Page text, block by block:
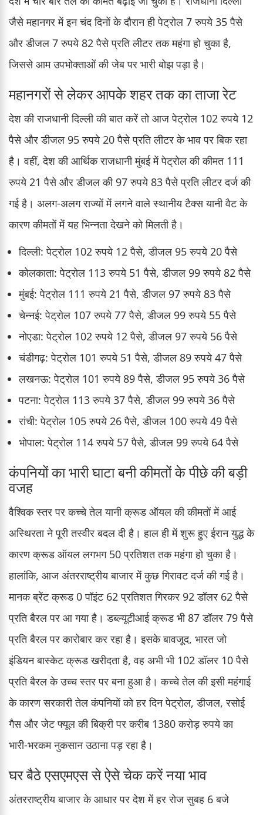
जैसे महानगर में इन चंद दिनों के दौरान ही पेट्रोल 7 रुपये 35 पैसे
और डीजल 7 रुपये 82 पैसे प्रति लीटर तक महंगा हो चुका है,
जिससे आम उपभोक्ताओं की जेब पर भारी बोझ पड़ा है।
महानगरों से लेकर आपके शहर तक का ताजा रेट
देश की राजधानी दिल्ली की बात करें तो आज पेट्रोल 102 रुपये 12
पैसे और डीजल 95 रुपये 20 पैसे प्रति लीटर के भाव पर बिक रहा
है। वहीं, देश की आर्थिक राजधानी मुंबई में पेट्रोल की कीमत 111
रुपये 21 पैसे और डीजल की 97 रुपये 83 पैसे प्रति लीटर दर्ज की
गई है। अलग-अलग राज्यों में लगने वाले स्थानीय टैक्स यानी वैट के
कारण कीमतों में यह भिन्नता देखने को मिलती है।
दिल्ली: पेट्रोल 102 रुपये 12 पैसे, डीजल 95 रुपये 20 पैसे
कोलकाता: पेट्रोल 113 रुपये 51 पैसे, डीजल 99 रुपये 82 पैसे
मुंबई: पेट्रोल 111 रुपये 21 पैसे, डीजल 97 रुपये 83 पैसे
चेन्नई: पेट्रोल 107 रुपये 77 पैसे, डीजल 99 रुपये 55 पैसे
नोएडा: पेट्रोल 102 रुपये 12 पैसे, डीजल 97 रुपये 56 पैसे
चंडीगढ़: पेट्रोल 101 रुपये 51 पैसे, डीजल 89 रुपये 47 पैसे
लखनऊ: पेट्रोल 101 रुपये 89 पैसे, डीजल 95 रुपये 36 पैसे
पटना: पेट्रोल 113 रुपये 37 पैसे, डीजल 99 रुपये 36 पैसे
रांची: पेट्रोल 105 रुपये 26 पैसे, डीजल 100 रुपये 49 पैसे
भोपाल: पेट्रोल 114 रुपये 57 पैसे, डीजल 99 रुपये 64 पैसे
कंपनियों का भारी घाटा बनी कीमतों के पीछे की बड़ी
वजह
वैश्विक स्तर पर कच्चे तेल यानी क्रूड ऑयल की कीमतों में आई
अस्थिरता ने पूरी तस्वीर बदल दी है। हाल ही में शुरू हुए ईरान युद्ध के
कारण क्रूड ऑयल लगभग 50 प्रतिशत तक महंगा हो चुका है।
हालांकि, आज अंतरराष्ट्रीय बाजार में कुछ गिरावट दर्ज की गई है।
मानक ब्रेंट क्रूड 0 पॉइंट 62 प्रतिशत गिरकर 92 डॉलर 62 पैसे
प्रति बैरल पर आ गया है। डब्ल्यूटीआई क्रूड भी 87 डॉलर 79 पैसे
प्रति बैरल पर कारोबार कर रहा है। इसके बावजूद, भारत जो
इंडियन बास्केट क्रूड खरीदता है, वह अभी भी 102 डॉलर 10 पैसे
प्रति बैरल के उच्च स्तर पर बना हुआ है। कच्चे तेल की इसी महंगाई
के कारण सरकारी तेल कंपनियों को हर दिन पेट्रोल, डीजल, रसोई
गैस और जेट फ्यूल की बिक्री पर करीब 1380 करोड़ रुपये का
भारी-भरकम नुकसान उठाना पड़ रहा है।
घर बैठे एसएमएस से ऐसे चेक करें नया भाव
अंतरराष्ट्रीय बाजार के आधार पर देश में हर रोज सुबह 6 बजे